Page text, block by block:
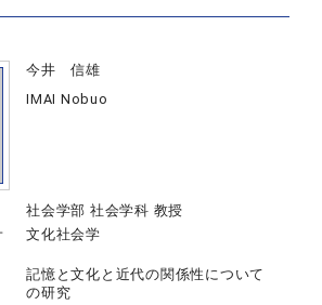
今井 信雄
IMAI Nobuo
社会学部 社会学科 教授
文化社会学
記憶と文化と近代の関係性について
の研究